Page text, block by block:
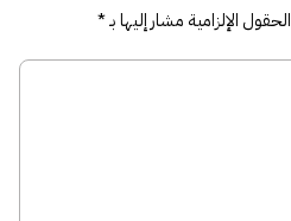
الحقول الإلزامية مشار إليها بـ*